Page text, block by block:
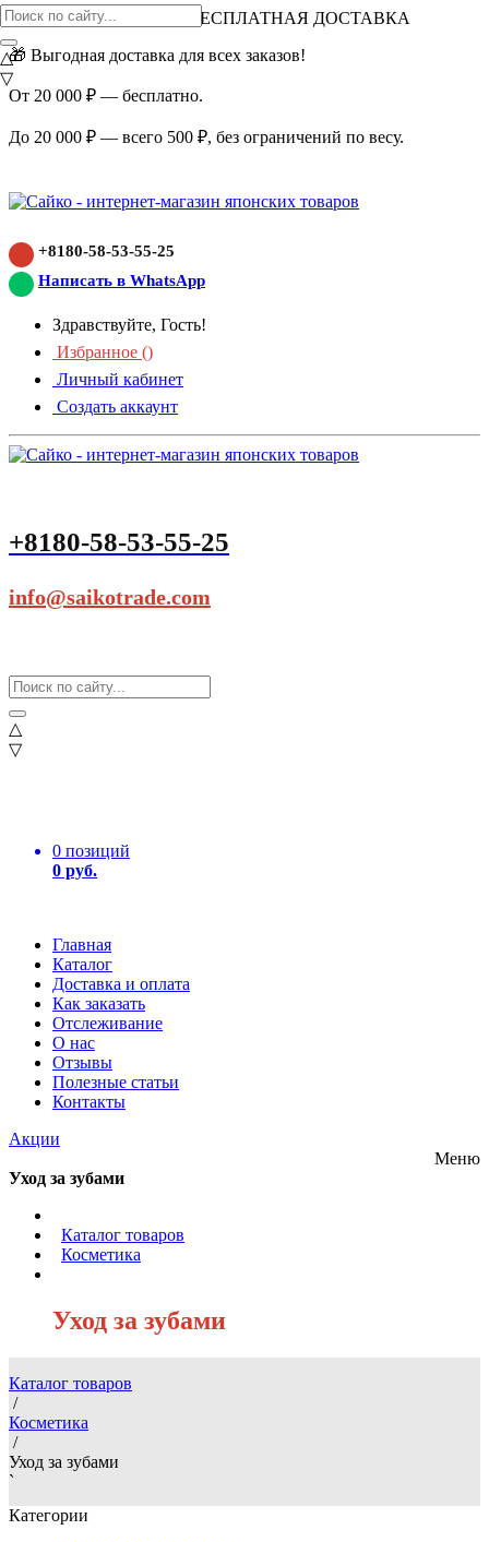
ВНИМАНИЕ АКЦИЯ!
БЕСПЛАТНАЯ ДОСТАВКА
🎁 Выгодная доставка для всех заказов!
От 20 000 ₽ — бесплатно.
До 20 000 ₽ — всего 500 ₽, без ограничений по весу.
+8180-58-53-55-25
Написать в WhatsApp
Здравствуйте, Гость!
Избранное ()
Личный кабинет
Создать аккаунт
+8180-58-53-55-25
info@saikotrade.com
△
▽
0 позиций
0 руб.
Главная
Каталог
Доставка и оплата
Как заказать
Отслеживание
О нас
Отзывы
Полезные статьи
Контакты
Акции
△
▽
Меню
Уход за зубами
Каталог товаров
Косметика
Уход за зубами
Каталог товаров
/
Косметика
/
Уход за зубами
`
Категории